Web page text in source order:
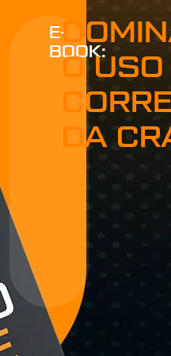
E-
BOOK:
O USO
DA